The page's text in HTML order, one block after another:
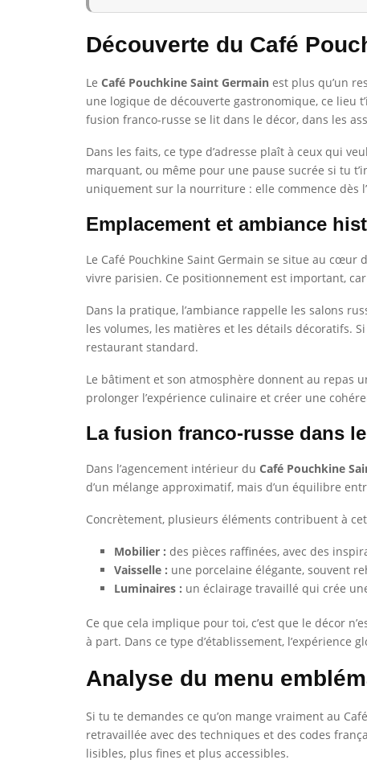
Découverte du Café
Le Café Pouchkine Saint Germain est plus qu’un
une logique de découverte gastronomique, ce lieu
fusion franco-russe se lit dans le décor, dans les
Dans les faits, ce type d’adresse plaît à ceux qui
marquant, ou même pour une pause sucrée si tu
uniquement sur la nourriture : elle commence dès
Emplacement et ambiance
Le Café Pouchkine Saint Germain se situe au cœur
vivre parisien. Ce positionnement est important,
Dans la pratique, l’ambiance rappelle les salons
les volumes, les matières et les détails décoratifs.
restaurant standard.
Le bâtiment et son atmosphère donnent au repas
prolonger l’expérience culinaire et créer une
La fusion franco-russe dans
Dans l’agencement intérieur du Café Pouchkine
d’un mélange approximatif, mais d’un équilibre
Concrètement, plusieurs éléments contribuent à
Mobilier : des pièces raffinées, avec des
Vaisselle : une porcelaine élégante, souvent
Luminaires : un éclairage travaillé qui crée
Ce que cela implique pour toi, c’est que le décor
à part. Dans ce type d’établissement, l’expérience
Analyse du menu
Si tu te demandes ce qu’on mange vraiment au
retravaillée avec des techniques et des codes
lisibles, plus fines et plus accessibles.